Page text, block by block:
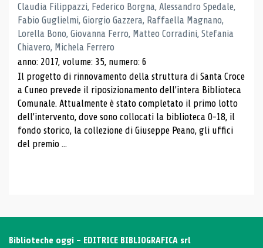
Claudia Filippazzi, Federico Borgna, Alessandro Spedale,
Fabio Guglielmi, Giorgio Gazzera, Raffaella Magnano,
Lorella Bono, Giovanna Ferro, Matteo Corradini, Stefania
Chiavero, Michela Ferrero
anno: 2017, volume: 35, numero: 6
Il progetto di rinnovamento della struttura di Santa Croce
a Cuneo prevede il riposizionamento dell'intera Biblioteca
Comunale. Attualmente è stato completato il primo lotto
dell'intervento, dove sono collocati la biblioteca 0-18, il
fondo storico, la collezione di Giuseppe Peano, gli uffici
del premio ...
Biblioteche oggi - EDITRICE BIBLIOGRAFICA srl